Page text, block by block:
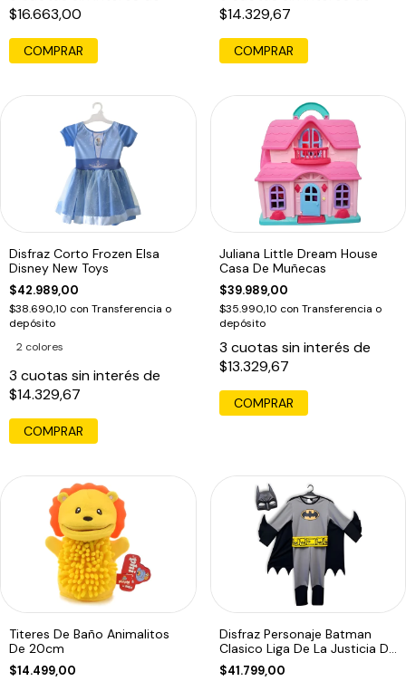
$16.663,00
COMPRAR
$14.329,67
COMPRAR
Disfraz Corto Frozen Elsa
Disney New Toys
$42.989,00
$38.690,10 con Transferencia o
depósito
2 colores
3 cuotas sin interés de
$14.329,67
COMPRAR
Juliana Little Dream House
Casa De Muñecas
$39.989,00
$35.990,10 con Transferencia o
depósito
3 cuotas sin interés de
$13.329,67
COMPRAR
Titeres De Baño Animalitos
De 20cm
$14.499,00
Disfraz Personaje Batman
Clasico Liga De La Justicia Dc
1666
$41.799,00